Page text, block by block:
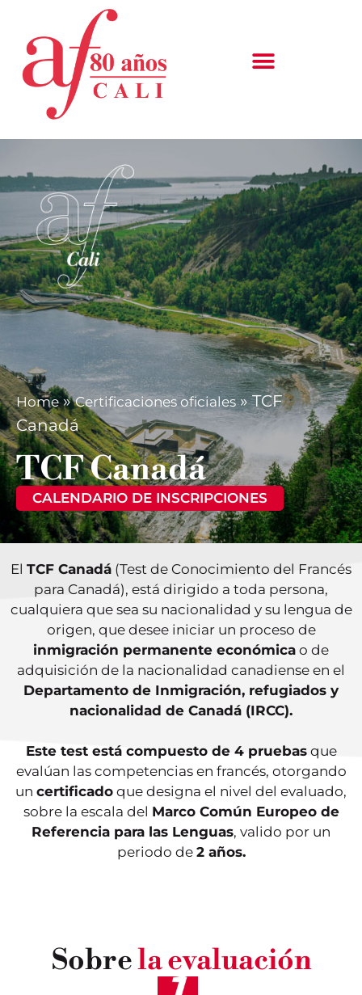
Home»Certificaciones oficiales»TCF
Canadá
TCF Canadá
CALENDARIO DE INSCRIPCIONES
El TCF Canadá (Test de Conocimiento del Francés
para Canadá), está dirigido a toda persona,
cualquiera que sea su nacionalidad y su lengua de
origen, que desee iniciar un proceso de
inmigración permanente económica o de
adquisición de la nacionalidad canadiense en el
Departamento de Inmigración, refugiados y
nacionalidad de Canadá (IRCC).
Este test está compuesto de 4 pruebasque
evalúan las competencias en francés, otorgando
un certificado que designa el nivel del evaluado,
sobre la escala del Marco Común Europeo de
Referencia para las Lenguas, valido por un
periodo de 2 años.
Sobrela evaluación